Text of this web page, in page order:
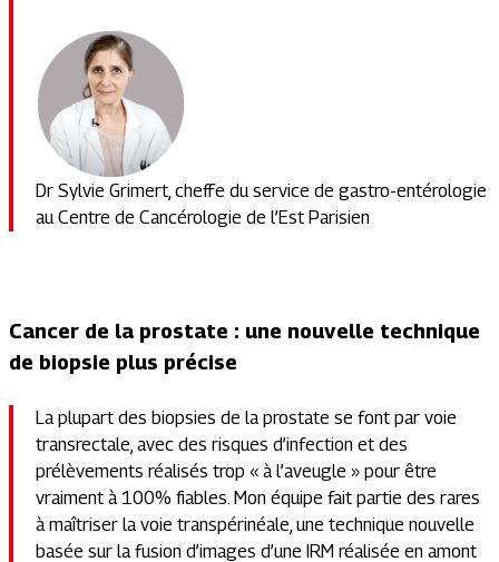
Dr Sylvie Grimert, cheffe du service de gastro-entérologie
au Centre de Cancérologie de l’Est Parisien
Cancer de la prostate : une nouvelle technique
de biopsie plus précise
La plupart des biopsies de la prostate se font par voie
transrectale, avec des risques d’infection et des
prélèvements réalisés trop « à l’aveugle » pour être
vraiment à 100% fiables. Mon équipe fait partie des rares
à maîtriser la voie transpérinéale, une technique nouvelle
basée sur la fusion d’images d’une IRM réalisée en amont